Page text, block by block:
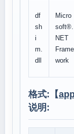
df
sh
i
m.
dll
Micro
soft®.
NET
Frame
work
格式:【
说明: